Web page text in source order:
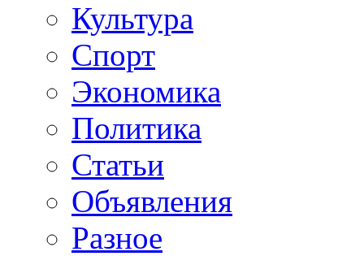
Культура
Спорт
Экономика
Политика
Статьи
Объявления
Разное